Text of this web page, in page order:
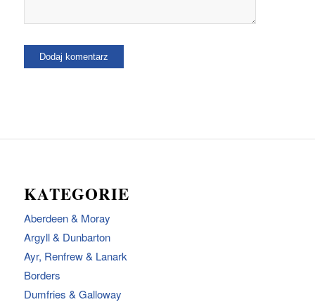
KATEGORIE
Aberdeen & Moray
Argyll & Dunbarton
Ayr, Renfrew & Lanark
Borders
Dumfries & Galloway